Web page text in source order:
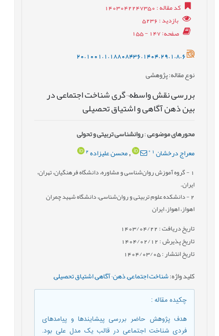
کد مقاله: 1403042247350
بازدید: 5236
صفحه: 147 - 155
20.1001.1.18808436.1404.29.1.8.6
نوع مقاله: پژوهشی
بررسی نقش واسطه¬گری شناخت اجتماعی در
بین ذهن آگاهی و اشتیاق تحصیلی
محورهای موضوعی:روانشناسی تربیتی و تحولی
معراج درخشان *
,محسن علیزاده2
- گروه آموزش روان‌شناسی و مشاوره، دانشگاه فرهنگیان، تهران،
ایران.
2- دانشکده علوم تربیتی و روان‌شناسی، دانشگاه شهید چمران
اهواز، اهواز، ایران
تاریخ دریافت : 1403/04/22
تاریخ پذیرش : 1404/02/12
تاریخ انتشار : 1404/03/05
کلید واژه:شناخت اجتماعی,ذهن¬آگاهی,اشتیاق تحصیلی,
چکیده مقاله:
هدف پژوهش حاضر بررسی پیشایندها و پیامدهای
فردی شناخت اجتماعی در قالب یک مدل علی بود.